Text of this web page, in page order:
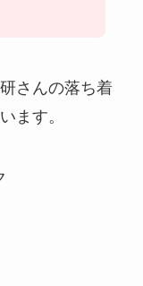
さんの落ち着
ます。